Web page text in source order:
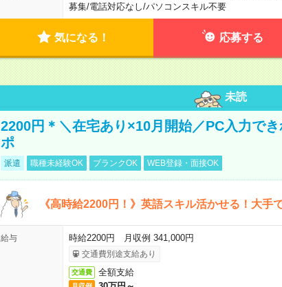
募集/電話対応なし/パソコンスキル不要
気になる！ 応募する
未読
2200円＊＼在宅あり×10月開始／PC入力で
ポ
派遣 職種未経験OK ブランクOK WEB登録・面接OK
《高時給2200円！》英語スキル活かせる！大手
給与 時給2200円 月収例 341,000円
交通費別途支給あり
交通費 全額支給